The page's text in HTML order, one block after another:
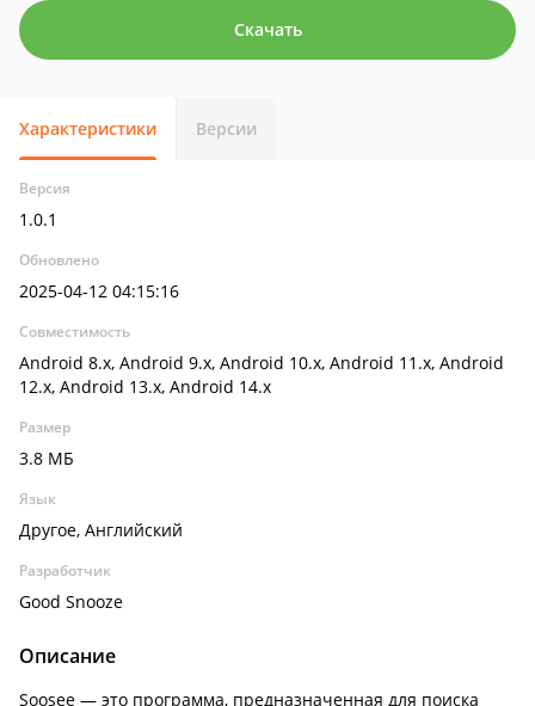
Скачать
Характеристики Версии
Версия
1.0.1
Обновлено
2025-04-12 04:15:16
Совместимость
Android 8.x, Android 9.x, Android 10.x, Android 11.x, Android
12.x, Android 13.x, Android 14.x
Размер
3.8 МБ
Язык
Другое, Английский
Разработчик
Good Snooze
Описание
Soosee — это программа, предназначенная для поиска